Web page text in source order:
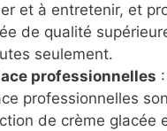
et à entretenir, et
de qualité
seulement.
professionnelles
professionnelles
de crème glacée